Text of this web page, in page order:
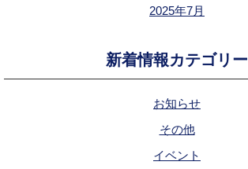
2025年7月
新着情報カテゴリー
お知らせ
その他
イベント